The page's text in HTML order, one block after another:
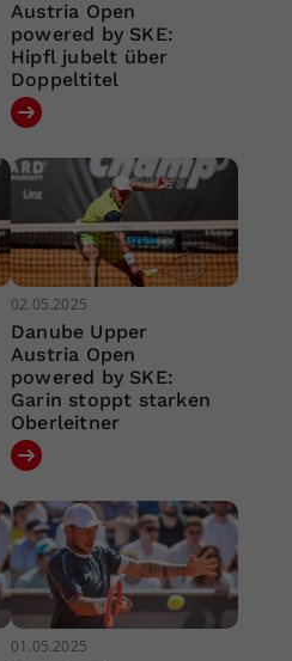
Austria Open
powered by SKE:
Hipfl jubelt über
Doppeltitel
02.05.2025
Danube Upper
Austria Open
powered by SKE:
Garin stoppt starken
Oberleitner
01.05.2025